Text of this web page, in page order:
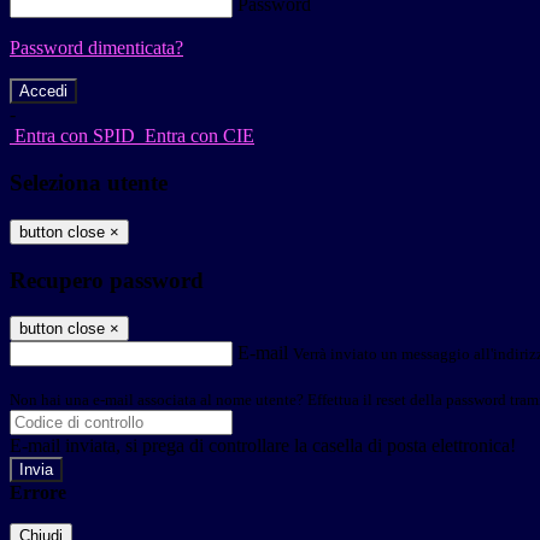
Password
Password dimenticata?
-
Entra con SPID Entra con CIE
Seleziona utente
button close ×
Recupero password
button close ×
E-mail Verrà inviato un messaggio
Non hai una e-mail associata al nome utente? Effettua il reset della password
E-mail inviata, si prega di controllare la casella di posta elettronica!
Errore
Chiudi